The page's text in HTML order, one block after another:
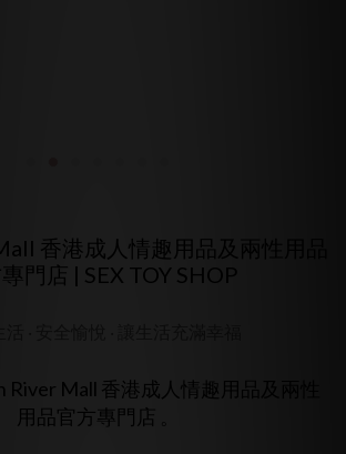
香港成人情趣用品及兩性用品
專門店 | SEX TOY SHOP
River Mall 香港成人情趣用品及兩性
用品官方專門店 。